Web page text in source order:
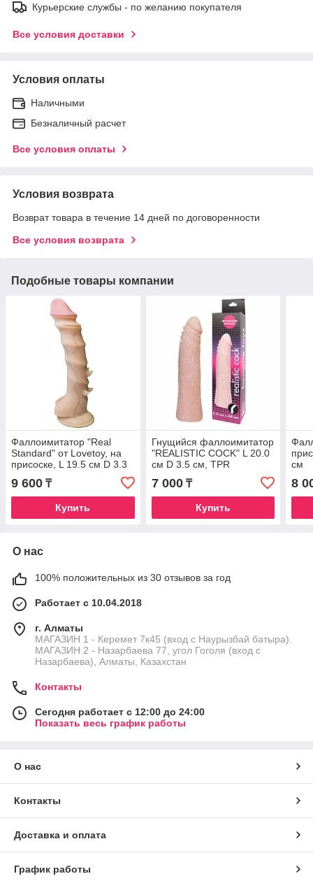
Курьерские службы - по желанию покупателя
Все условия доставки
Условия оплаты
Наличными
Безналичный расчет
Все условия оплаты
Условия возврата
Возврат товара в течение 14 дней по договоренности
Все условия возврата
Подобные товары компании
Фаллоимитатор "Real
Standard" от Lovetoy, на
присоске, L 19.5 см D 3.3
см, киберкожа
9 600 ₸
Купить
Гнущийся фаллоимитатор
"REALISTIC COCK" L 20.0
см D 3.5 см, TPR
7 000₸
Купить
см
8
О нас
100% положительных из 30 отзывов за год
Работает с 10.04.2018
г. Алматы
МАГАЗИН 1 - Керемет 7к45 (вход с Наурызбай батыра).
МАГАЗИН 2 - Назарбаева 77, угол Гоголя (вход с
Назарбаева), Алматы, Казахстан
Контакты
Сегодня работает с 12:00 до 24:00
Показать весь график работы
О нас
Контакты
Доставка и оплата
График работы